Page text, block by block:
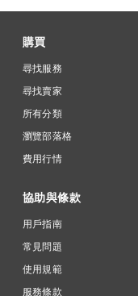
購買
尋找服務
尋找賣家
所有分類
瀏覽部落格
費用行情
協助與條款
用戶指南
常見問題
使用規範
服務條款